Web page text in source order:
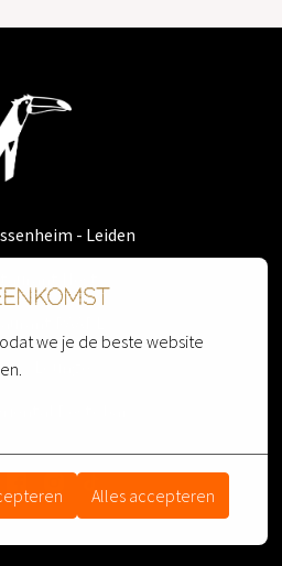
we je de beste website
Alles accepteren
Homepagina
- Leiden
Lounge